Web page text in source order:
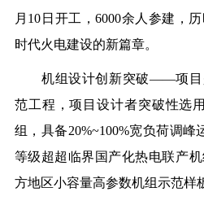
月10日开工，6000余人参建，
时代火电建设的新篇章。
机组设计创新突破——项
范工程，项目设计者突破性选
组，具备20%~100%宽负荷调峰
等级超超临界国产化热电联产
方地区小容量高参数机组示范样